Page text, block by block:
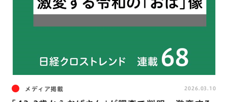
メディア掲載 2026.03.10